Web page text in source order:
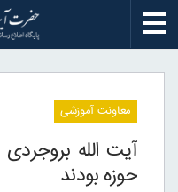
معاونت آموزشی
آیت الله
حوزه بودند